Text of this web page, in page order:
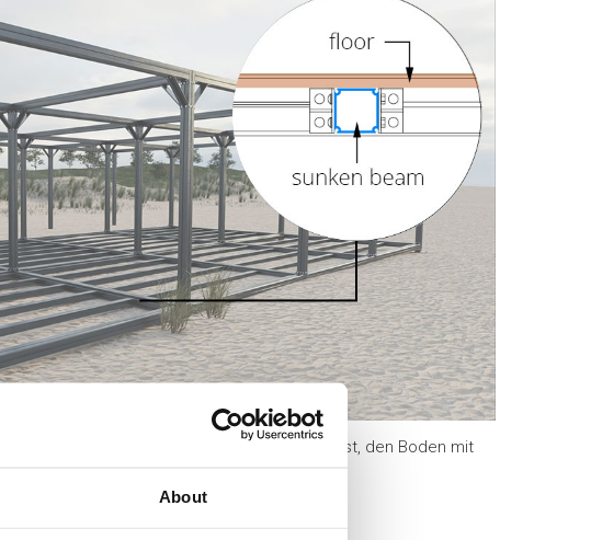
About
im Abstand von 60 cm, so dass es einfach ist, den Boden mit